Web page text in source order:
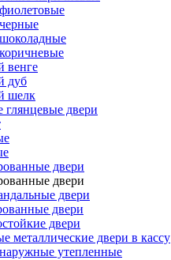
венге
дуб
шелк
глянцевые двери
двери
двери
двери
двери
двери
металлические двери в кассу
утепленные